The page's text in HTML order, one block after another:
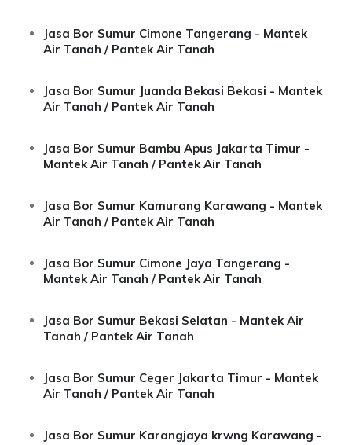
Jasa Bor Sumur Cimone Tangerang - Mantek
Air Tanah / Pantek Air Tanah
Jasa Bor Sumur Juanda Bekasi Bekasi - Mantek
Air Tanah / Pantek Air Tanah
Jasa Bor Sumur Bambu Apus Jakarta Timur -
Mantek Air Tanah / Pantek Air Tanah
Jasa Bor Sumur Kamurang Karawang - Mantek
Air Tanah / Pantek Air Tanah
Jasa Bor Sumur Cimone Jaya Tangerang -
Mantek Air Tanah / Pantek Air Tanah
Jasa Bor Sumur Bekasi Selatan - Mantek Air
Tanah / Pantek Air Tanah
Jasa Bor Sumur Ceger Jakarta Timur - Mantek
Air Tanah / Pantek Air Tanah
Jasa Bor Sumur Karangjaya krwng Karawang -